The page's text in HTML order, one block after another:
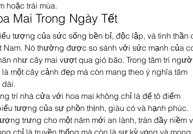
hoặc trái mùa.
Mai Trong Ngày Tết
tượng của sức sống bền bỉ, độc lập, và tinh thần
Nam. Nó thường được so sánh với sức mạnh của
như cây mai vượt qua gió bão. Trong tâm trí
một cây cảnh đẹp mà còn mang theo ý nghĩa tâm
dài.
trí nhà cửa với hoa mai không chỉ là để tô điểm
tượng của sự phồn thịnh, giàu có và hạnh phúc.
trưng cho một năm mới an lành, tràn đầy niềm
chỉ là truyền thống mà còn là sự kỳ vọng và mong